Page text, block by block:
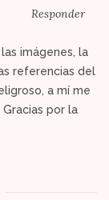
imágenes, la
referencias del
a mí me
por la
Responder